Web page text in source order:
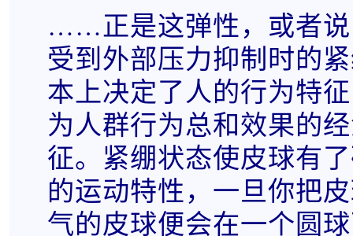
……正是这弹性，或者
受到外部压力抑制时的
本上决定了人的行为特
为人群行为总和效果的
征。紧绷状态使皮球有
的运动特性，一旦你把
气的皮球便会在一个圆